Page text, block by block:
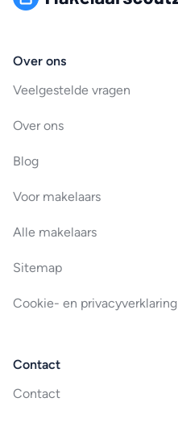
Over ons
Veelgestelde vragen
Over ons
Blog
Voor makelaars
Alle makelaars
Sitemap
Cookie- en privacyverklaring
Contact
Contact